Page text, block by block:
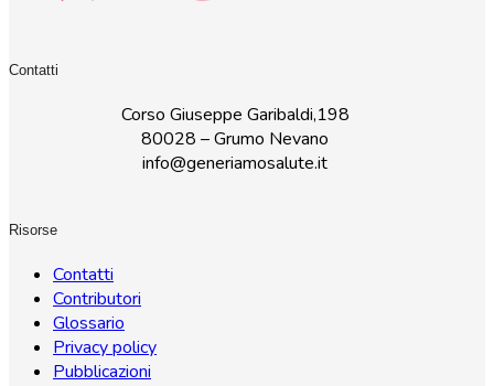
Contatti
Corso Giuseppe Garibaldi,198
80028 – Grumo Nevano
info@generiamosalute.it
Risorse
Contatti
Contributori
Glossario
Privacy policy
Pubblicazioni